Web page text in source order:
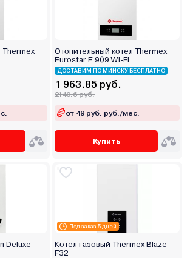
Thermex
Отопительный котел Thermex
Eurostar E 909 Wi-Fi
ДОСТАВИМ ПО МИНСКУ БЕСПЛАТНО
1 963.85 руб.
2140.6 руб.
от 49 руб. руб./мес.
Купить
Deluxe
Под заказ 5 дней
Котел газовый Thermex Blaze
F32